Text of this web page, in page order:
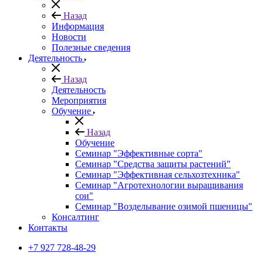
Назад
Информация
Новости
Полезные сведения
Деятельность
Назад
Деятельность
Мероприятия
Обучение
Назад
Обучение
Семинар "Эффективные сорта"
Семинар "Средства защиты растений"
Семинар "Эффективная сельхозтехника"
Семинар "Агротехнологии выращивания
сои"
Семинар "Возделывание озимой пшеницы"
Консалтинг
Контакты
+7 927 728-48-29